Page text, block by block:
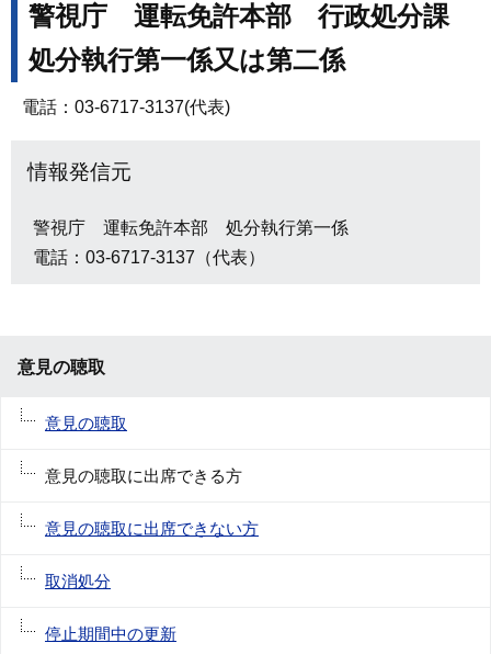
警視庁 運転免許本部 行政処分課
処分執行第一係又は第二係
電話：03-6717-3137(代表)
情報発信元
警視庁 運転免許本部 処分執行第一係
電話：03-6717-3137（代表）
意見の聴取
意見の聴取
意見の聴取に出席できる方
意見の聴取に出席できない方
取消処分
停止期間中の更新